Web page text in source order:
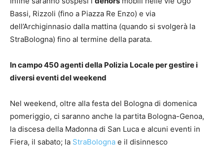
Bassi, Rizzoli (fino a Piazza Re Enzo) e via
dell’Archiginnasio dalla mattina (quando si svolgerà la
StraBologna) fino al termine della parata.
In campo 450 agenti della Polizia Locale per gestire i
diversi eventi del weekend
Nel weekend, oltre alla festa del Bologna di domenica
pomeriggio, ci saranno anche la partita Bologna-Genoa,
la discesa della Madonna di San Luca e alcuni eventi in
Fiera, il sabato; la StraBologna e il disinnesco